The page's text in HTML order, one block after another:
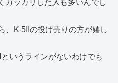
ガッカリした人も多いんでし
、K-5IIの投げ売りの方が嬉し
いうラインがないわけでも